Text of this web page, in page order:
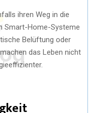
ihren Weg in die
Smart-Home-Systeme
Belüftung oder
das Leben nicht